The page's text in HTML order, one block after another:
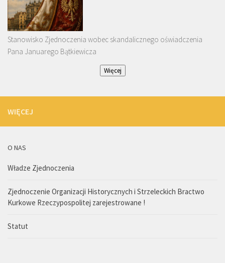
Stanowisko Zjednoczenia wobec skandalicznego oświadczenia
Pana Januarego Bątkiewicza
Więcej
WIĘCEJ
O NAS
Władze Zjednoczenia
Zjednoczenie Organizacji Historycznych i Strzeleckich Bractwo
Kurkowe Rzeczypospolitej zarejestrowane !
Statut